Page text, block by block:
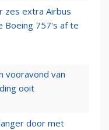
zes extra Airbus
Boeing 757's af te
vooravond van
ooit
door met